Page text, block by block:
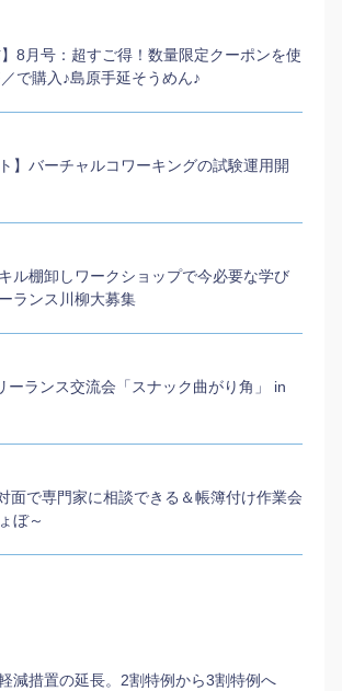
】8月号：超すご得！数量限定クーポンを使
で購入♪島原手延そうめん♪
】バーチャルコワーキングの試験運用開
ル棚卸しワークショップで今必要な学び
ランス川柳大募集
ーランス交流会「スナック曲がり角」 in
で専門家に相談できる＆帳簿付け作業会
ぼ～
減措置の延長。2割特例から3割特例へ